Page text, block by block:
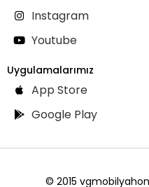
Instagram
Youtube
Uygulamalarımız
App Store
Google Play
© 2015